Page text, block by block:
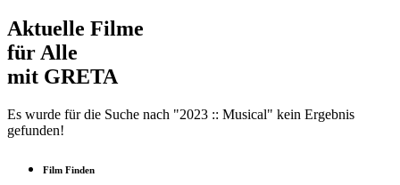
Aktuelle Filme
für Alle
mit GRETA
Es wurde für die Suche nach "2023 :: Musical" kein Ergebnis
gefunden!
Film Finden